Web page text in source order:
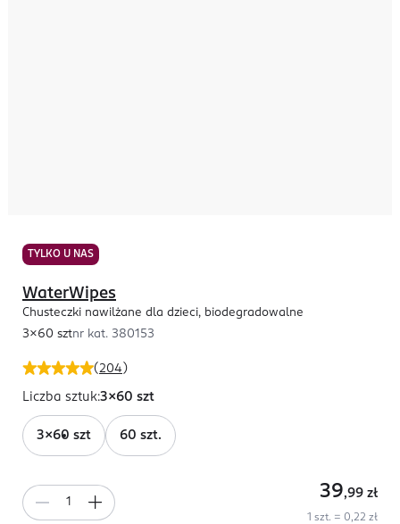
TYLKO U NAS
(204 )
WaterWipes
Chusteczki nawilżane dla dzieci, biodegradowalne
3x60 sztnr kat. 380153
Liczba sztuk:3x60 szt
3x60 szt 60 szt.
39,99 zł
1 szt. = 0,22 zł